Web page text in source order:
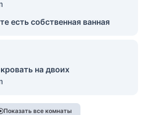
есть собственная ванная
на двоих
Показать все комнаты